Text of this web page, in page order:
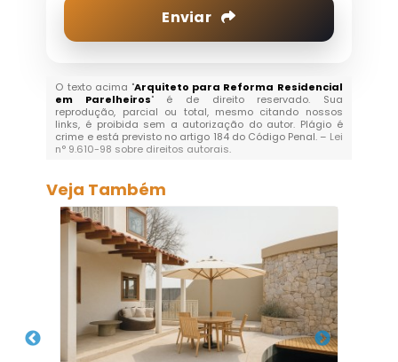
Enviar
O texto acima "Arquiteto para Reforma Residencial
em Parelheiros" é de direito reservado. Sua
reprodução, parcial ou total, mesmo citando nossos
links, é proibida sem a autorização do autor. Plágio é
crime e está previsto no artigo 184 do Código Penal. – Lei
n° 9.610-98 sobre direitos autorais.
Veja Também